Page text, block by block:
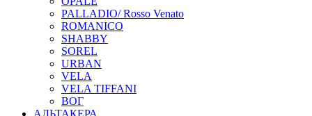
PALLADIO/ Rosso Venato
ROMANICO
SHABBY
SOREL
URBAN
VELA
VELA TIFFANI
ВОГ